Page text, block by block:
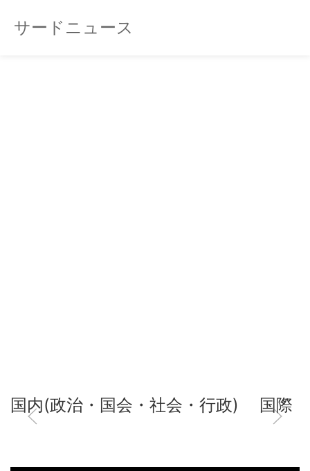
サードニュース
国内(政治・国会・社会・行政) 国際